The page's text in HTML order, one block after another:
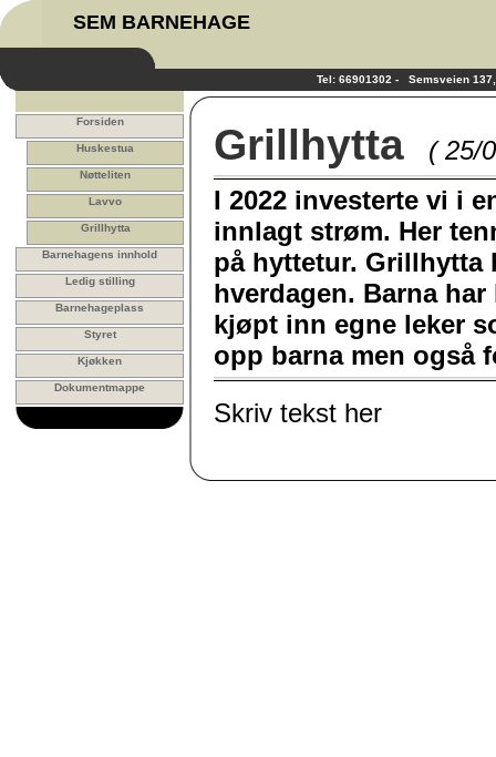
SEM BARNEHAGE
Tel: 66901302 - Semsveien
Forsiden
Huskestua
Nøtteliten
Lavvo
Grillhytta
Barnehagens innhold
Ledig stilling
Barnehageplass
Styret
Kjøkken
Dokumentmappe
Grillhytta
( 25/
I 2022 investerte vi i
innlagt strøm. Her
på hyttetur. Grillhytta
hverdagen. Barna
kjøpt inn egne leker
opp barna men også
Skriv tekst her